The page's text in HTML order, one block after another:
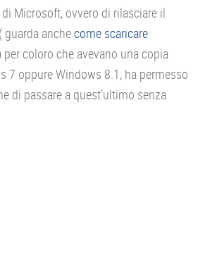
di Microsoft, ovvero di rilasciare il
( guarda anchecome scaricare
per coloro che avevano una copia
7 oppure Windows 8.1, ha permesso
di passare a quest’ultimo senza